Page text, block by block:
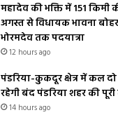
महादेव की भक्ति में 151 किमी
अगस्त से विधायक भावना
भोरमदेव तक पदयात्रा
12 hours ago
पंडरिया-कुकदूर क्षेत्र में कल
रहेगी बंद पंडरिया शहर की पूरी
14 hours ago